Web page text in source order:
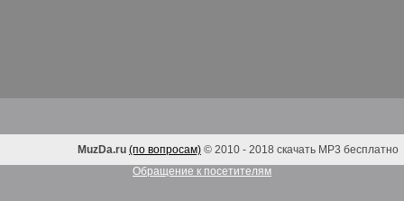
MuzDa.ru (по вопросам) © 2010 - 2018 скачать MP3 бесплатно
Обращение к посетителям